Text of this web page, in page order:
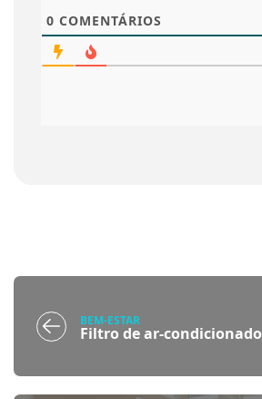
0 COMENTÁRIOS
BEM-ESTAR
Filtro de ar-condicionado